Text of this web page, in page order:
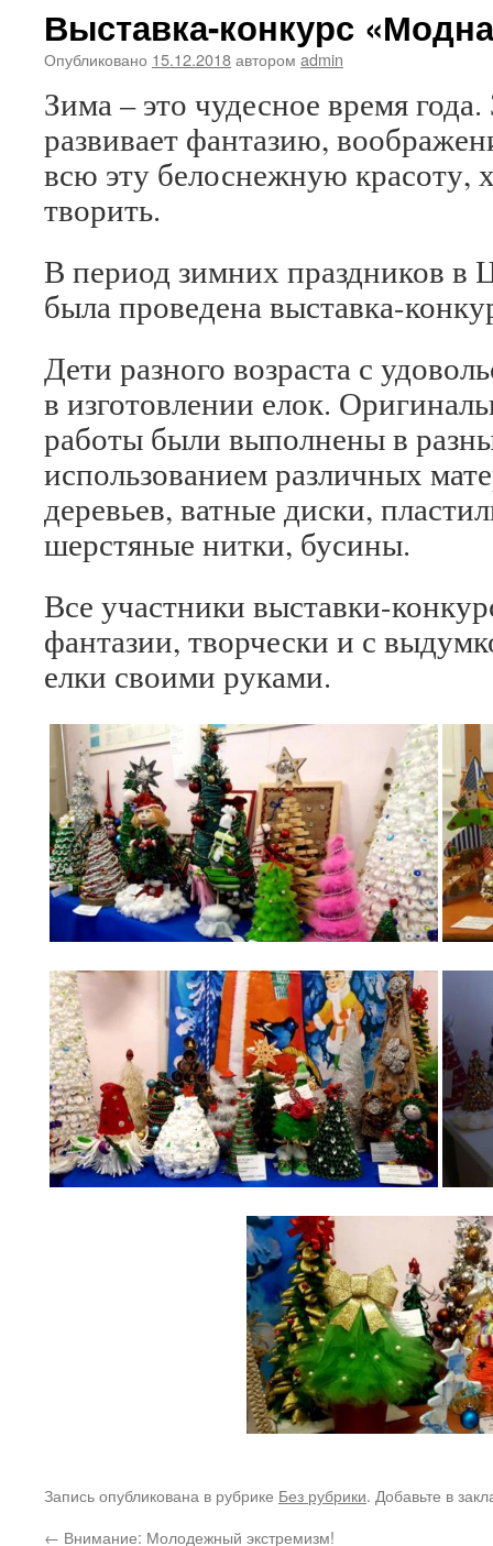
Выставка-конкурс
Опубликовано 15.12.2018автором admin
Зима – это чудесное время
развивает фантазию,
всю эту белоснежную красоту,
творить.
В период зимних праздников в
была проведена выставка-
Дети разного возраста с
в изготовлении елок.
работы были выполнены в
использованием различных
деревьев, ватные диски,
шерстяные нитки, бусины.
Все участники выставки-
фантазии, творчески и с
елки своими руками.
Запись опубликована в рубрике Без рубрики. Добавьте в
← Внимание: Молодежный экстремизм!